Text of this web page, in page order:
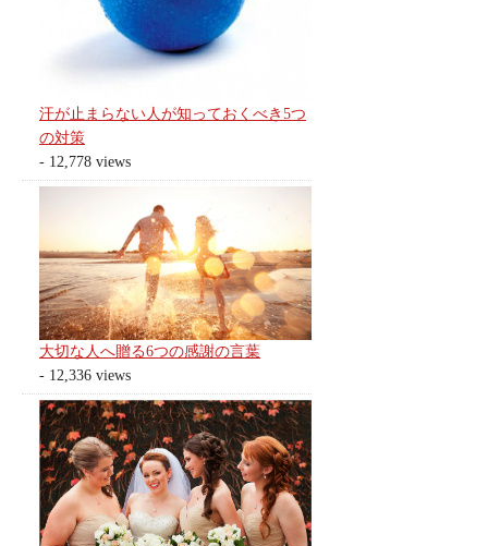
汗が止まらない人が知っておくべき5つ
の対策
- 12,778 views
大切な人へ贈る6つの感謝の言葉
- 12,336 views